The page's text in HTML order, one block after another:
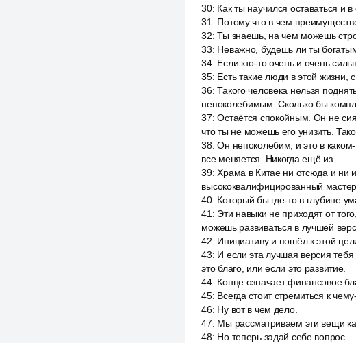
30: Как ты научился оставаться и
31 : Потому что в чем
32:Ты знаешь, на чем можешь
33: Неважно, будешь ли ты
34: Если кто-то очень и очень
35: Есть такие люди в этой жизни,
36:Такого человека нельзя
непоколебимым. Сколько бы
37:Остаётся спокойным. Он не
что ты не можешь его унизить.
38:Он непоколебим, и это в
все меняется. Никогда ещё из
39:Храма в Китае ни отсюда и ни
высококвалифицированный
40: Который бы где-то в глубине
41 : Эти навыки не приходят от
можешь развиваться в лучшей
42: Инициативу и пошёл к этой
43: И если эта лучшая версия
это благо, или если это развитие.
44: Конце означает финансовое
45: Всегда стоит стремиться к
46: Ну вот в чем дело.
47: Мы рассматриваем эти вещи
48: Но теперь задай себе вопрос.